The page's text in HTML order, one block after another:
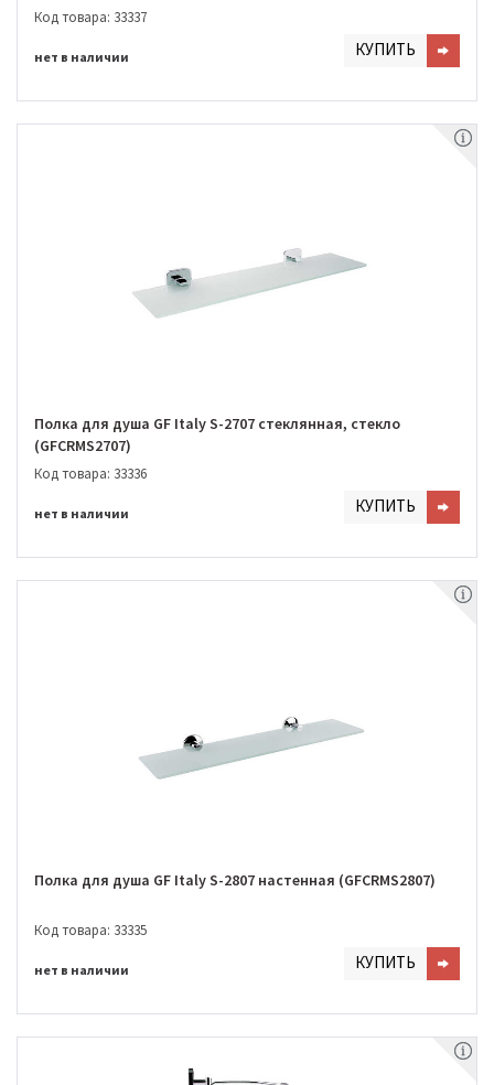
Код товара: 33337
нет в наличии КУПИТЬ
Полка для душа GF Italy S-2707 стеклянная, стекло
(GFCRMS2707)
Код товара: 33336
нет в наличии КУПИТЬ
Полка для душа GF Italy S-2807 настенная (GFCRMS2807)
Код товара: 33335
нет в наличии КУПИТЬ